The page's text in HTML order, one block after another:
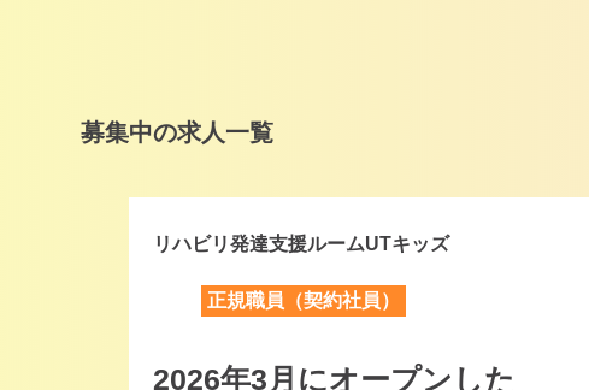
募集中の求人一覧
リハビリ発達支援ルームUTキッズ
正規職員（契約社員）
2026年3月にオープンした